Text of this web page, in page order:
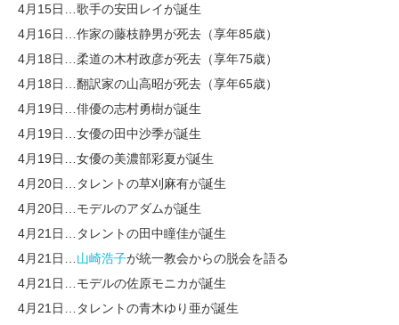
4月15日…歌手の安田レイが誕生
4月16日…作家の藤枝静男が死去（享年85歳）
4月18日…柔道の木村政彦が死去（享年75歳）
4月18日…翻訳家の山高昭が死去（享年65歳）
4月19日…俳優の志村勇樹が誕生
4月19日…女優の田中沙季が誕生
4月19日…女優の美濃部彩夏が誕生
4月20日…タレントの草刈麻有が誕生
4月20日…モデルのアダムが誕生
4月21日…タレントの田中瞳佳が誕生
4月21日… 山崎浩子が統一教会からの脱会を語る
4月21日…モデルの佐原モニカが誕生
4月21日…タレントの青木ゆり亜が誕生